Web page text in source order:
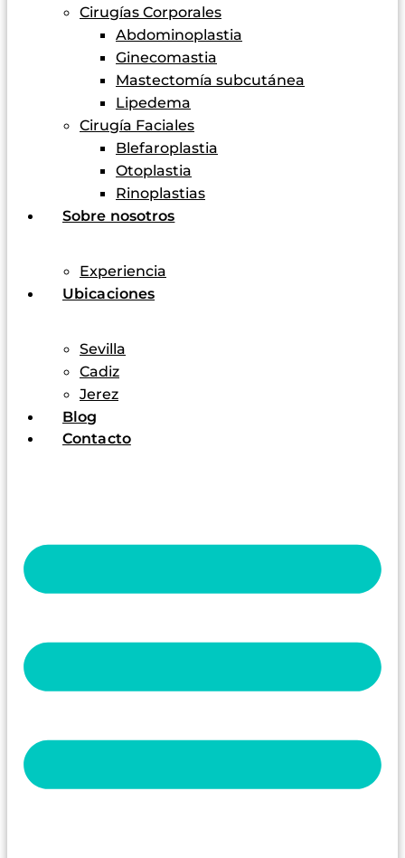
Cirugías Corporales
Abdominoplastia
Ginecomastia
Mastectomía subcutánea
Lipedema
Cirugía Faciales
Blefaroplastia
Otoplastia
Rinoplastias
Sobre nosotros
Experiencia
Ubicaciones
Sevilla
Cadiz
Jerez
Blog
Contacto